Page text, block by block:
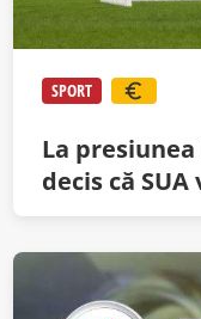
SPORT
La
decis că
hochei în